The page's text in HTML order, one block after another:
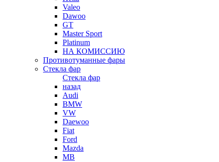
Valeo
Dawoo
GT
Master Sport
Platinum
НА КОМИССИЮ
Противотуманные фары
Стекла фар
Стекла фар
назад
Audi
BMW
VW
Daewoo
Fiat
Ford
Mazda
MB